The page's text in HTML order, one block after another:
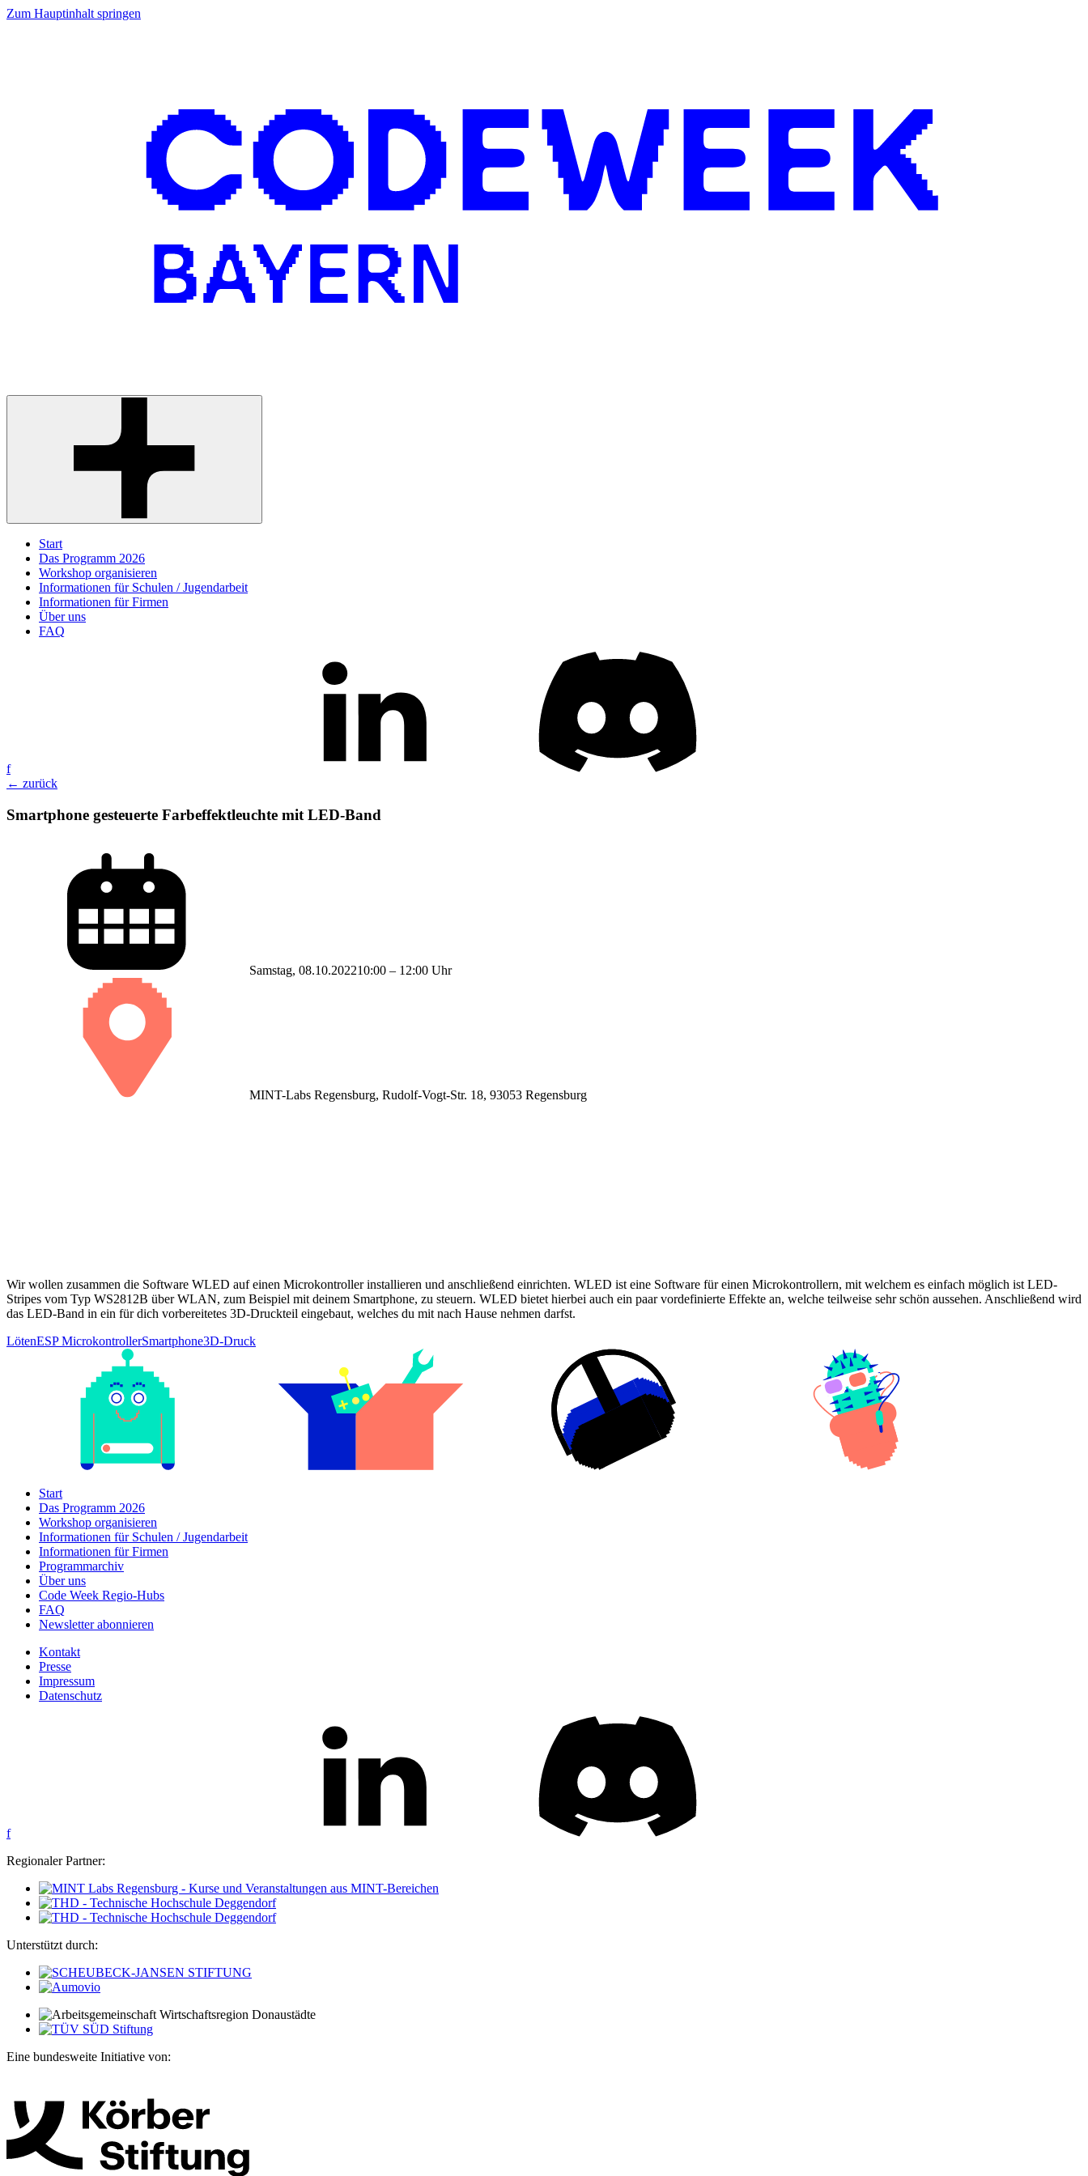
Zum Hauptinhalt springen
Start
Das Programm 2026
Workshop organisieren
Informationen für Schulen / Jugendarbeit
Informationen für Firmen
Über uns
FAQ
f
← zurück
Smartphone gesteuerte Farbeffektleuchte mit LED-Band
Samstag, 08.10.202210:00 – 12:00 Uhr
MINT-Labs Regensburg, Rudolf-Vogt-Str. 18, 93053 Regensburg
Wir wollen zusammen die Software WLED auf einen Microkontroller installieren und anschließend einrichten. WLED ist eine Software für einen Microkontrollern, mit welchem es einfach möglich ist LED-
Stripes vom Typ WS2812B über WLAN, zum Beispiel mit deinem Smartphone, zu steuern. WLED bietet hierbei auch ein paar vordefinierte Effekte an, welche teilweise sehr schön aussehen. Anschließend wird
das LED-Band in ein für dich vorbereitetes 3D-Druckteil eingebaut, welches du mit nach Hause nehmen darfst.
LötenESP MicrokontrollerSmartphone3D-Druck
Start
Das Programm 2026
Workshop organisieren
Informationen für Schulen / Jugendarbeit
Informationen für Firmen
Programmarchiv
Über uns
Code Week Regio-Hubs
FAQ
Newsletter abonnieren
Kontakt
Presse
Impressum
Datenschutz
f
Regionaler Partner:
Unterstützt durch:
Eine bundesweite Initiative von: